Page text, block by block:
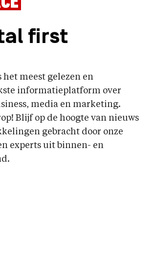
first
het meest gelezen en
informatieplatform over
media en marketing.
Blijf op de hoogte van nieuws
gebracht door onze
experts uit binnen- en